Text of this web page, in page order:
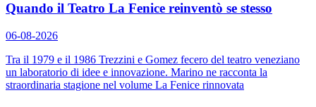
Quando il Teatro La Fenice reinventò se stesso
06-08-2026
Tra il 1979 e il 1986 Trezzini e Gomez fecero del teatro veneziano
un laboratorio di idee e innovazione. Marino ne racconta la
straordinaria stagione nel volume La Fenice rinnovata